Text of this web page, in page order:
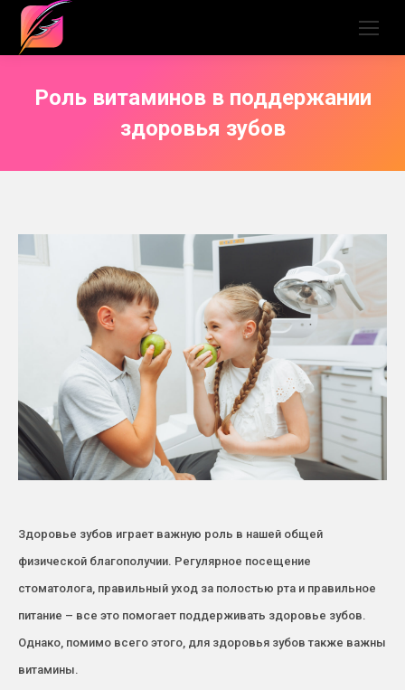
Роль витаминов в поддержании
здоровья зубов
Здоровье зубов играет важную роль в нашей общей
физической благополучии. Регулярное посещение
стоматолога, правильный уход за полостью рта и правильное
питание – все это помогает поддерживать здоровье зубов.
Однако, помимо всего этого, для здоровья зубов также важны
витамины.